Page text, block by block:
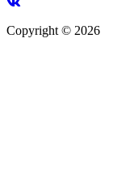
Copyright © 2026